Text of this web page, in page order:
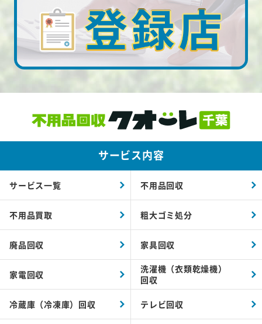
サービス内容
サービス一覧 不用品回収
不用品買取 粗大ゴミ処分
廃品回収 家具回収
家電回収
洗濯機（衣類乾燥機）
回収
冷蔵庫（冷凍庫）回収 テレビ回収